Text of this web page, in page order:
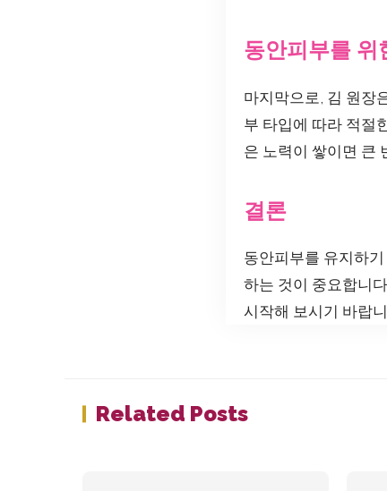
동안피부를 위
마지막으로, 김 원장
부 타입에 따라 적절
은 노력이 쌓이면 큰
결론
동안피부를 유지하
하는 것이 중요합니
시작해 보시기 바랍
Related Posts